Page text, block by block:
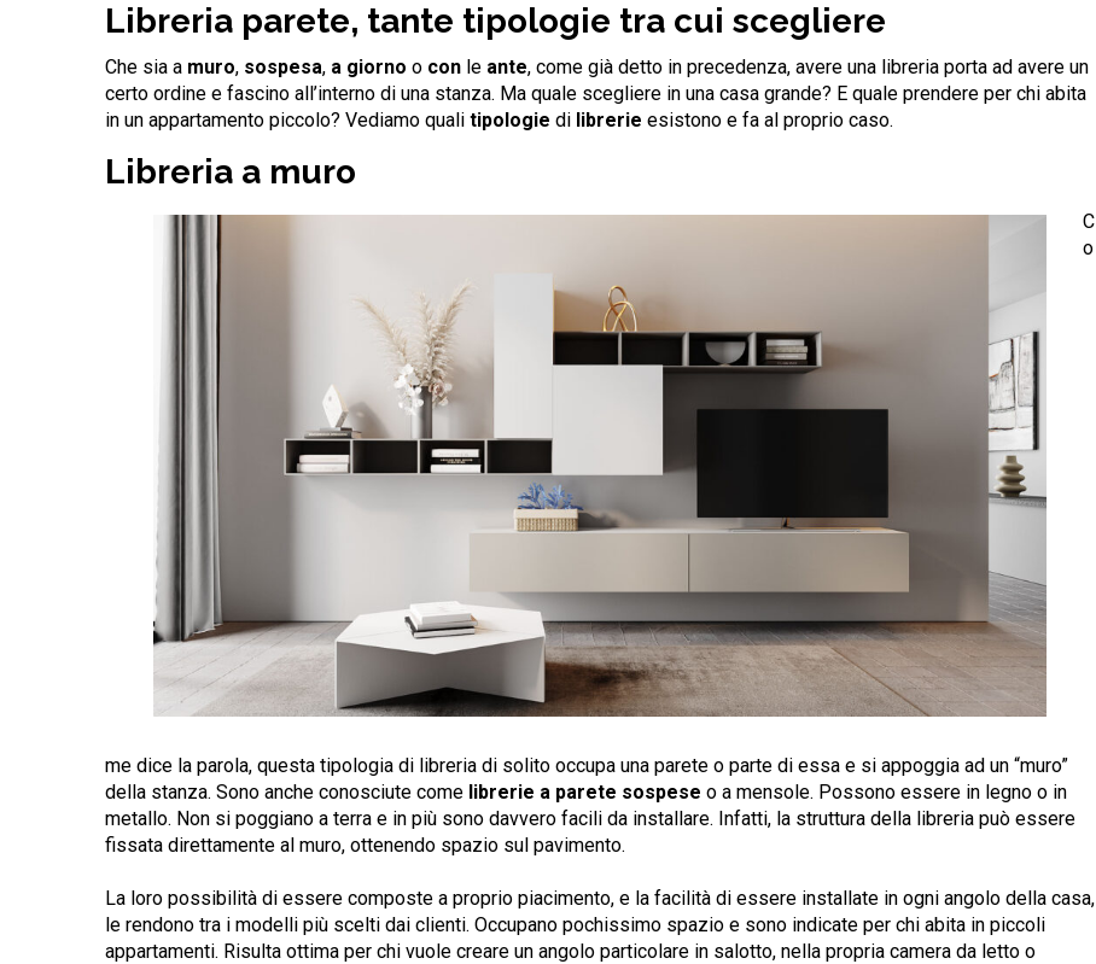
Libreria parete, tante tipologie tra cui scegliere
Che sia a muro, sospesa, a giorno o con le ante, come già detto in precedenza, avere una libreria porta ad avere un
certo ordine e fascino all’interno di una stanza. Ma quale scegliere in una casa grande? E quale prendere per chi abita
in un appartamento piccolo? Vediamo quali tipologie di librerie esistono e fa al proprio caso.
Libreria a muro
C
o
me dice la parola, questa tipologia di libreria di solito occupa una parete o parte di essa e si appoggia ad un “muro”
della stanza. Sono anche conosciute come librerie a parete sospese o a mensole. Possono essere in legno o in
metallo. Non si poggiano a terra e in più sono davvero facili da installare. Infatti, la struttura della libreria può essere
fissata direttamente al muro, ottenendo spazio sul pavimento.
La loro possibilità di essere composte a proprio piacimento, e la facilità di essere installate in ogni angolo della casa,
le rendono tra i modelli più scelti dai clienti. Occupano pochissimo spazio e sono indicate per chi abita in piccoli
appartamenti. Risulta ottima per chi vuole creare un angolo particolare in salotto, nella propria camera da letto o